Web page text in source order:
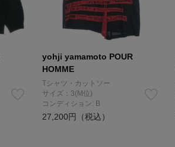
yohji yamamoto POUR
HOMME
Tシャツ・カットソー
サイズ：3(M位)
コンディション: B
27,200円（税込）